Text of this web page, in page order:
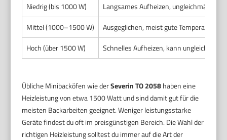
Niedrig (bis 1000 W)
Langsames Aufheizen, ungleichmäßige
Mittel (1000–1500 W)
Ausgeglichen, meist gute
Hoch (über 1500 W)
Schnelles Aufheizen, kann
Übliche Minibacköfen wie derSeverin TO 2058haben eine
Heizleistung von etwa 1500 Watt und sind damit gut für die
meisten Backarbeiten geeignet. Weniger leistungsstarke
Geräte findest du oft im preisgünstigen Bereich. Die Wahl der
richtigen Heizleistung solltest du immer auf die Art der